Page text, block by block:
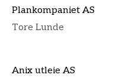
Plankompaniet AS
Tore Lunde
Anix utleie AS